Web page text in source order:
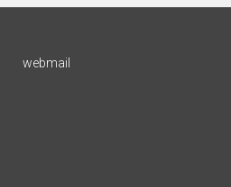
webmail